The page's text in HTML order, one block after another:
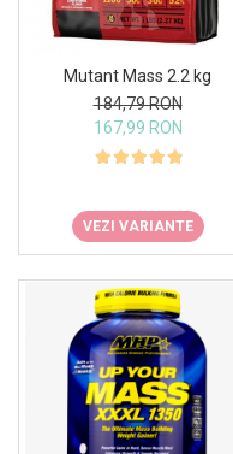
Mutant Mass 2.2 kg
184,79 RON
167,99 RON
VEZI VARIANTE